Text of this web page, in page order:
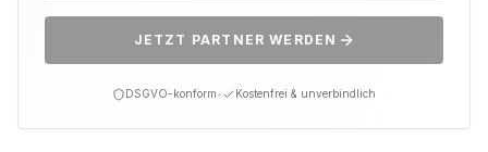
JETZT PARTNER WERDEN
DSGVO-konform• Kostenfrei & unverbindlich